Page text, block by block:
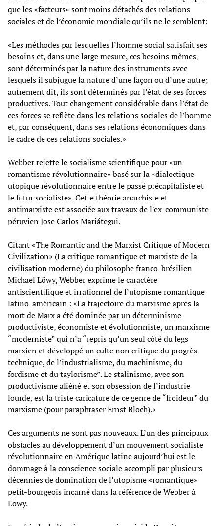
que les «facteurs» sont moins détachés des relations
sociales et de l’économie mondiale qu’ils ne le semblent:
«Les méthodes par lesquelles l’homme social satisfait ses
besoins et, dans une large mesure, ces besoins mêmes,
sont déterminés par la nature des instruments avec
lesquels il subjugue la nature d’une façon ou d’une autre;
autrement dit, ils sont déterminés par l’état de ses forces
productives. Tout changement considérable dans l’état de
ces forces se reflète dans les relations sociales de l’homme
et, par conséquent, dans ses relations économiques dans
le cadre de ces relations sociales.»
Webber rejette le socialisme scientifique pour «un
romantisme révolutionnaire» basé sur la «dialectique
utopique révolutionnaire entre le passé précapitaliste et
le futur socialiste». Cette théorie anarchiste et
antimarxiste est associée aux travaux de l’ex-communiste
péruvien Jose Carlos Mariátegui.
Citant «The Romantic and the Marxist Critique of Modern
Civilization» (La critique romantique et marxiste de la
civilisation moderne) du philosophe franco-brésilien
Michael Löwy, Webber exprime le caractère
antiscientifique et irrationnel de l’utopisme romantique
latino-américain : «La trajectoire du marxisme après la
mort de Marx a été dominée par un déterminisme
productiviste, économiste et évolutionniste, un marxisme
“moderniste” qui n’a “repris qu’un seul côté du legs
marxien et développé un culte non critique du progrès
technique, de l’industrialisme, du machinisme, du
fordisme et du taylorisme”. Le stalinisme, avec son
productivisme aliéné et son obsession de l’industrie
lourde, est la triste caricature de ce genre de “froideur” du
marxisme (pour paraphraser Ernst Bloch).»
Ces arguments ne sont pas nouveaux. L’un des principaux
obstacles au développement d’un mouvement socialiste
révolutionnaire en Amérique latine aujourd’hui est le
dommage à la conscience sociale accompli par plusieurs
décennies de domination de l’utopisme «romantique»
petit-bourgeois incarné dans la référence de Webber à
Löwy.